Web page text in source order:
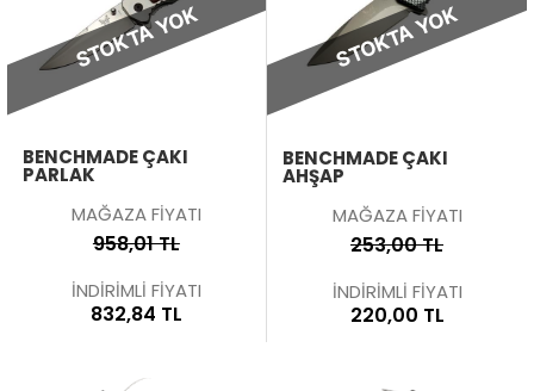
STOKTA YOK
BENCHMADE ÇAKI
PARLAK
MAĞAZA FİYATI
958,01 TL
İNDİRİMLİ FİYATI
832,84 TL
STOKTA YOK
BENCHMADE ÇAKI
AHŞAP
MAĞAZA FİYATI
253,00 TL
İNDİRİMLİ FİYATI
220,00 TL